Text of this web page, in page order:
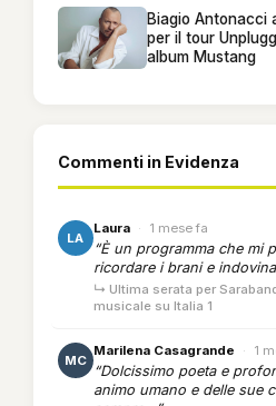
Biagio Antonacci
per il tour
album Mustang
Commenti in Evidenza
LA
Laura · 1 mese fa
“È un programma che mi
ricordare i brani e
↳ Ultima serata per
musicale su Italia 1
MC
Marilena Casagrande · 1
“Dolcissimo poeta e
animo umano e delle sue